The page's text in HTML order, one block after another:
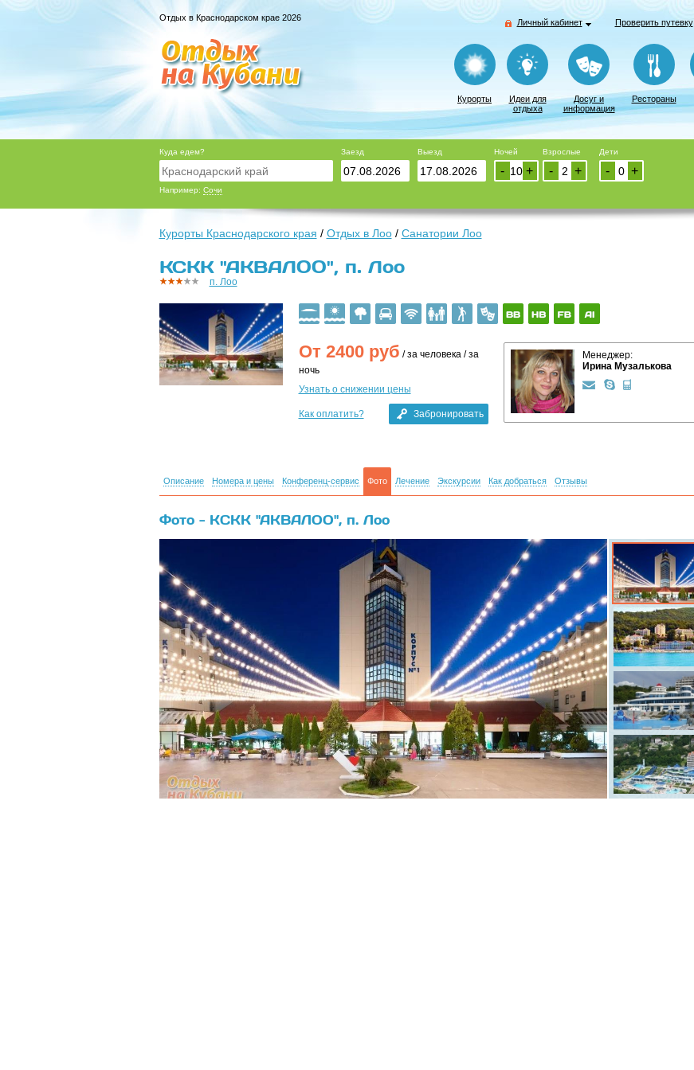
Отдых в Краснодарском крае 2026 Личный кабинет Проверить путевку
Курорты
Идеи для
отдыха
Досуг и
информация
Рестораны
Куда едем?
Например: Сочи
Заезд Выезд Ночей
+
-
Взрослые
+
-
Дети
+
-
Курорты Краснодарского края / Отдых в Лоо/ Санатории Лоо
КСКК "АКВАЛОО", п. Лоо
п. Лоо
От 2400руб / за человека / за
ночь
Узнать о снижении цены
Как оплатить? Забронировать
Менеджер:
Ирина Музалькова
Описание Номера и цены Конференц-сервис Фото Лечение Экскурсии Как добраться Отзывы
Фото - КСКК "АКВАЛОО", п. Лоо